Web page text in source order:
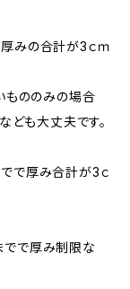
みの合計が3ｃｍ
ののみの場合
も大丈夫です。
で厚み合計が3ｃ
でで厚み制限な